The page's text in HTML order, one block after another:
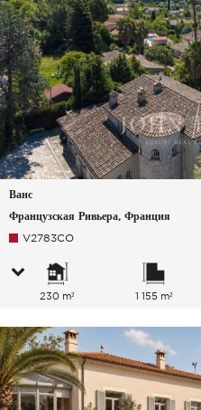
Ванс
Французская Ривьера, Франция
V2783CO
230 m² 1 155 m²